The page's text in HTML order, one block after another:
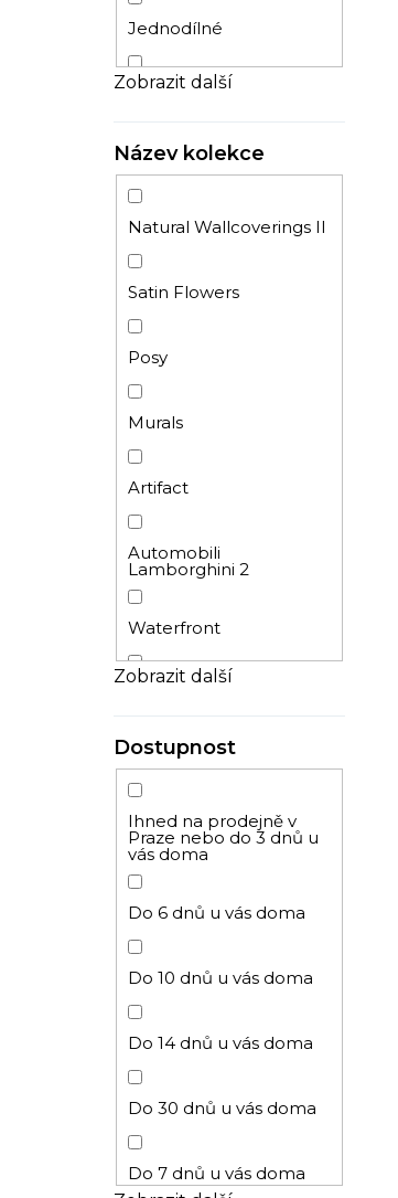
Palmy
Jednobarevné
Zámecký
Omítka
Kámen
Dřevo
Ptáčci
Pro holky
Geometrický
Kruhy
Obklad - mozaika
Mraky
Retro
Jednodílné
Vliesové
Papírové
Přetíratelné
Vinylové
Samolepicí fólie
Samolepicí dekorace
Omyvatelná
Moderní
Zobrazit další
Název kolekce
Natural Wallcoverings II
Satin Flowers
Posy
Murals
Artifact
Automobili
Lamborghini 2
Waterfront
Explore
City Chic
Wallpower Junior
Exclusive
Pip
Tahiti
Eternal
Zobrazit další
Dostupnost
Ihned na prodejně v
Praze nebo do 3 dnů u
vás doma
Do 6 dnů u vás doma
Do 10 dnů u vás doma
Do 14 dnů u vás doma
Do 30 dnů u vás doma
Do 7 dnů u vás doma